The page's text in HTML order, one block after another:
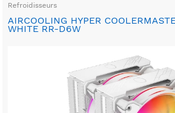
Refroidisseurs
AIRCOOLING HYPER
WHITE RR-D6W